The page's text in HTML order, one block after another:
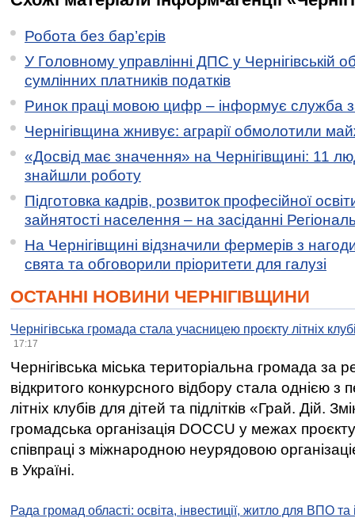
Робота без бар’єрів
У Головному управлінні ДПС у Чернігівській
сумлінних платників податків
Ринок праці мовою цифр – інформує служба
Чернігівщина жнивує: аграрії обмолотили
«Досвід має значення» на Чернігівщині: 11
знайшли роботу
Підготовка кадрів, розвиток професійної
зайнятості населення – на засіданні
На Чернігівщині відзначили фермерів з
свята та обговорили пріоритети для галузі
ОСТАННІ НОВИНИ ЧЕРНІГІВЩИНИ
Чернігівська громада стала учасницею проєкту літніх
17:17
Чернігівська міська територіальна громада за
відкритого конкурсного відбору стала однією
літніх клубів для дітей та підлітків «Грай. Дій.
громадська організація DOCCU у межах
співпраці з міжнародною неурядовою
в Україні.
Рада громад області: освіта, інвестиції, житло для ВПО